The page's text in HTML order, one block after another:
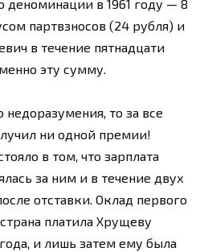
деноминации в 1961 году — 8
партвзносов (24 рубля) и
в течение пятнадцати
эту сумму.
недоразумения, то за все
ни одной премии!
в том, что зарплата
за ним и в течение двух
отставки. Оклад первого
платила Хрущеву
и лишь затем ему была